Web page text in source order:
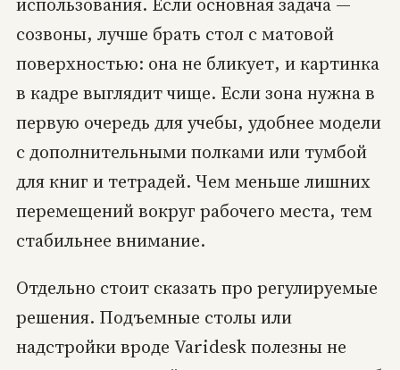
созвоны, лучше брать стол с матовой
поверхностью: она не бликует, и картинка
в кадре выглядит чище. Если зона нужна в
первую очередь для учебы, удобнее модели
с дополнительными полками или тумбой
для книг и тетрадей. Чем меньше лишних
перемещений вокруг рабочего места, тем
стабильнее внимание.
Отдельно стоит сказать про регулируемые
решения. Подъемные столы или
надстройки вроде Varidesk полезны не